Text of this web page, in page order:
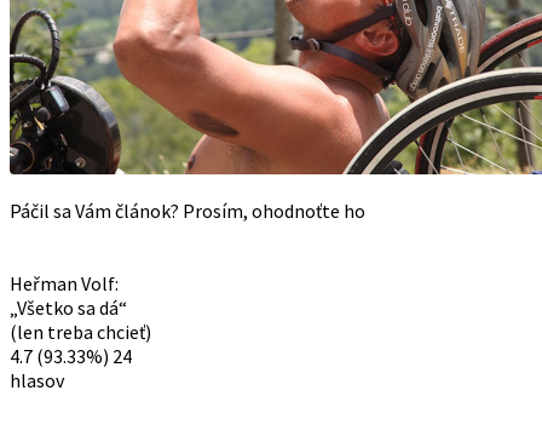
Páčil sa Vám článok? Prosím, ohodnoťte ho
Heřman Volf:
„Všetko sa dá“
(len treba chcieť)
4.7 (93.33%) 24
hlasov